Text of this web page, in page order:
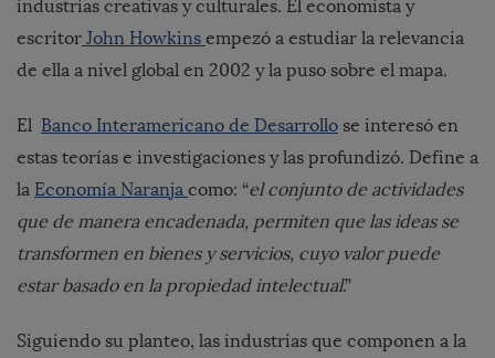
industrias creativas y culturales. El economista y
escritor John Howkins empezó a estudiar la relevancia
de ella a nivel global en 2002 y la puso sobre el mapa.
El Banco Interamericano de Desarrollo se interesó en
estas teorías e investigaciones y las profundizó. Define a
la Economía Naranja como: “el conjunto de actividades
que de manera encadenada, permiten que las ideas se
transformen en bienes y servicios, cuyo valor puede
estar basado en la propiedad intelectual.”
Siguiendo su planteo, las industrias que componen a la